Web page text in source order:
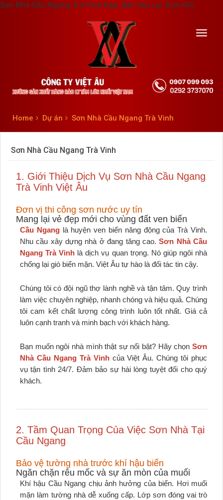
Sơn Nhà Cầu Ngang Trà Vinh Đẹp, Bền Sơn Lại Trọn Gói
Home Dự án Sơn Nhà Cầu Ngang Trà Vinh
Sơn Nhà Cầu Ngang Trà Vinh
1. Giới Thiệu Dịch Vụ Sơn Nhà Cầu Ngang
Trà Vinh Việt Âu
Đơn vị thi công sơn nước uy tín
Mang lại vẻ đẹp mới cho vùng đất ven biển
Cầu Nganglà huyện ven biển năng động của Trà Vinh.
Nhu cầu xây dựng nhà ở đang tăng cao.Sơn Nhà Cầu
Ngang Trà Vinh là dịch vụ quan trọng. Nó giúp ngôi nhà
chống lại gió biển mặn. Việt Âu tự hào là đối tác tin cậy.
Chúng tôi có đội ngũ thợ lành nghề và tận tâm. Quy trình
làm việc chuyên nghiệp, nhanh chóng và hiệu quả. Chúng
tôi cam kết chất lượng công trình luôn tốt nhất. Giá cả
luôn cạnh tranh và minh bạch với khách hàng.
Bạn muốn ngôi nhà mình thật sự nổi bật? Hãy chọn Sơn
Nhà Cầu Ngang Trà Vinhcủa Việt Âu. Chúng tôi phục
vụ tận tình 24/7. Đảm bảo sự hài lòng tuyệt đối cho quý
khách.
2. Tầm Quan Trọng Của Việc Sơn Nhà Tại
Cầu Ngang
Bảo vệ tường nhà trước khí hậu biển
Ngăn chặn rêu mốc và sự ăn mòn của muối
Khí hậu Cầu Ngang chịu ảnh hưởng của biển. Hơi muối
mặn làm tường nhà dễ xuống cấp. Lớp sơn đóng vai trò